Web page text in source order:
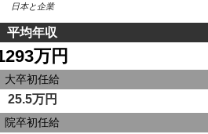
日本と企業
平均年収
万円
大卒初任給
25.5万円
院卒初任給